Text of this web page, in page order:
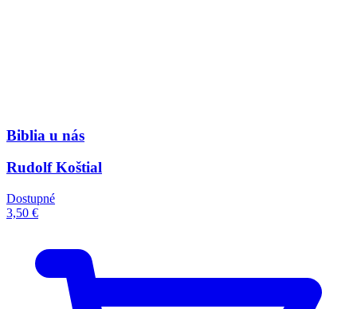
Biblia u nás
Rudolf Koštial
Dostupné
3,50 €